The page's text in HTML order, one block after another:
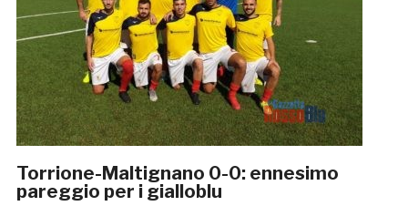
Torrione-Maltignano 0-0: ennesimo
pareggio per i gialloblu